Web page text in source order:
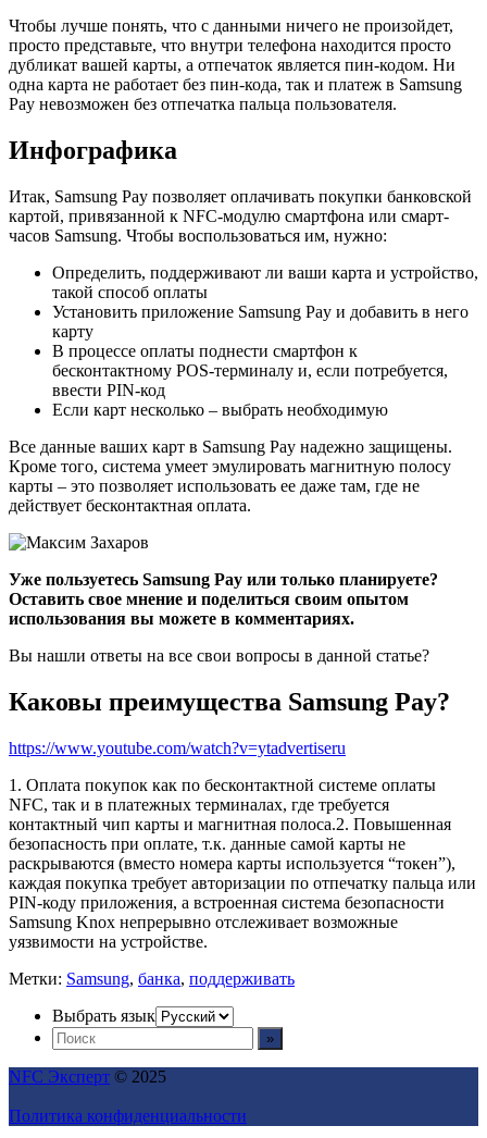
Чтобы лучше понять, что с данными ничего не произойдет,
просто представьте, что внутри телефона находится просто
дубликат вашей карты, а отпечаток является пин-кодом. Ни
одна карта не работает без пин-кода, так и платеж в Samsung
Pay невозможен без отпечатка пальца пользователя.
Инфографика
Итак, Samsung Pay позволяет оплачивать покупки банковской
картой, привязанной к NFC-модулю смартфона или смарт-
часов Samsung. Чтобы воспользоваться им, нужно:
Определить, поддерживают ли ваши карта и устройство,
такой способ оплаты
Установить приложение Samsung Pay и добавить в него
карту
В процессе оплаты поднести смартфон к
бесконтактному POS-терминалу и, если потребуется,
ввести PIN-код
Если карт несколько – выбрать необходимую
Все данные ваших карт в Samsung Pay надежно защищены.
Кроме того, система умеет эмулировать магнитную полосу
карты – это позволяет использовать ее даже там, где не
действует бесконтактная оплата.
Уже пользуетесь Samsung Pay или только планируете?
Оставить свое мнение и поделиться своим опытом
использования вы можете в комментариях.
Вы нашли ответы на все свои вопросы в данной статье?
Каковы преимущества Samsung Pay?
https://www.youtube.com/watch?v=ytadvertiseru
1. Оплата покупок как по бесконтактной системе оплаты
NFC, так и в платежных терминалах, где требуется
контактный чип карты и магнитная полоса.2. Повышенная
безопасность при оплате, т.к. данные самой карты не
раскрываются (вместо номера карты используется “токен”),
каждая покупка требует авторизации по отпечатку пальца или
PIN-коду приложения, а встроенная система безопасности
Samsung Knox непрерывно отслеживает возможные
уязвимости на устройстве.
Метки: Samsung, банка, поддерживать
Выбрать язык
NFC Эксперт © 2025
Политика конфиденциальности